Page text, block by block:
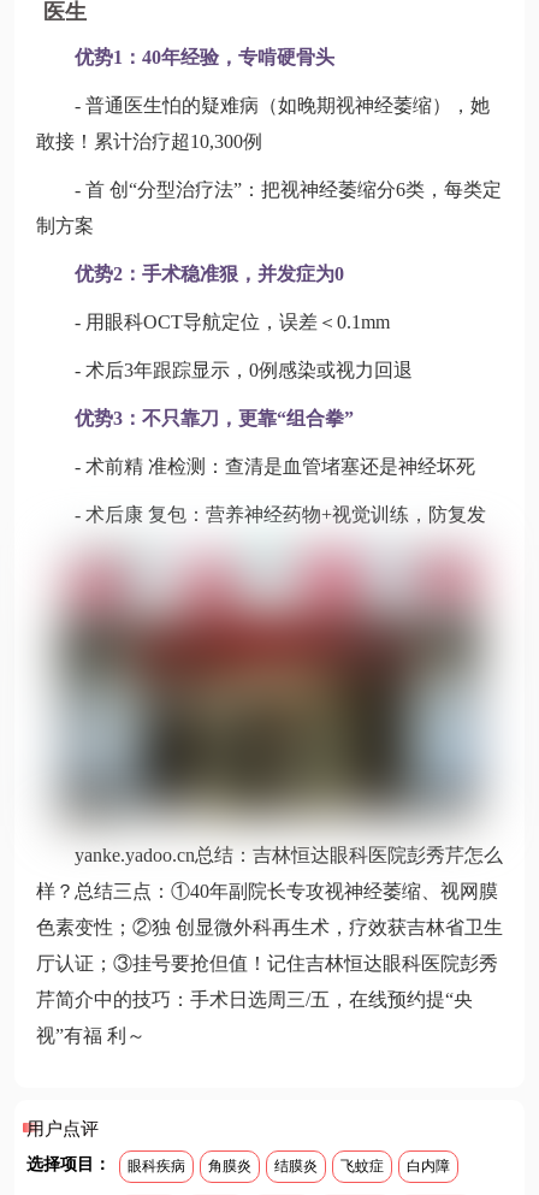
医生
优势1：40年经验，专啃硬骨头
- 普通医生怕的疑难病（如晚期视神经萎缩），她
敢接！累计治疗超10,300例
- 首 创“分型治疗法”：把视神经萎缩分6类，每类定
制方案
优势2：手术稳准狠，并发症为0
- 用眼科OCT导航定位，误差＜0.1mm
- 术后3年跟踪显示，0例感染或视力回退
优势3：不只靠刀，更靠“组合拳”
- 术前精 准检测：查清是血管堵塞还是神经坏死
- 术后康 复包：营养神经药物+视觉训练，防复发
yanke.yadoo.cn总结：吉林恒达眼科医院彭秀芹怎么
样？总结三点：①40年副院长专攻视神经萎缩、视网膜
色素变性；②独 创显微外科再生术，疗效获吉林省卫生
厅认证；③挂号要抢但值！记住吉林恒达眼科医院彭秀
芹简介中的技巧：手术日选周三/五，在线预约提“央
视”有福 利～
用户点评
选择项目： 眼科疾病 角膜炎 结膜炎 飞蚊症 白内障